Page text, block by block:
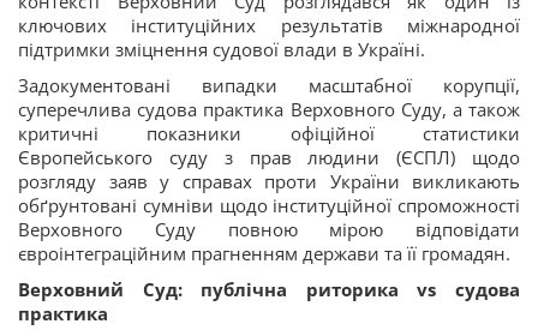
ключових інституційних результатів міжнародної
підтримки зміцнення судової влади в Україні.
Задокументовані випадки масштабної корупції,
суперечлива судова практика Верховного Суду, а також
критичні показники офіційної статистики
Європейського суду з прав людини (ЄСПЛ) щодо
розгляду заяв у справах проти України викликають
обґрунтовані сумніви щодо інституційної спроможності
Верховного Суду повною мірою відповідати
євроінтеграційним прагненням держави та її громадян.
Верховний Суд: публічна риторика vs судова
практика